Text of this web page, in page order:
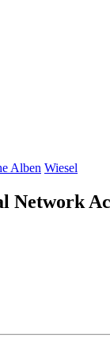
Alben Wiesel
Network